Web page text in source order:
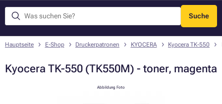
Suche
Menü
Hauptseite E-Shop Druckerpatronen KYOCERA Kyocera TK-550
Kyocera TK-550 (TK550M) - toner, magenta
Abbildung Foto